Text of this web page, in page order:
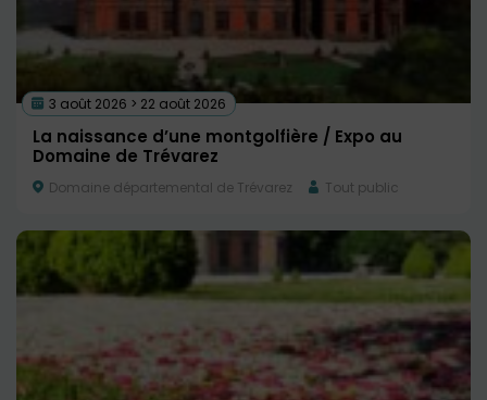
3 août 2026 > 22 août 2026
La naissance d’une montgolfière / Expo au
Domaine de Trévarez
Domaine départemental de Trévarez Tout public